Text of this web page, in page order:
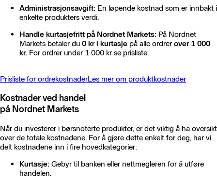
Administrasjonsavgift: En løpende kostnad som er innbakt i
enkelte produkters verdi.
Handle kurtasjefritt på Nordnet Markets: På Nordnet
Markets betaler du 0 kr i kurtasje på alle ordrer over 1 000
kr. For ordrer under 1 000 kr se prisliste.
Prisliste for ordrekostnaderLes mer om produktkostnader
Kostnader ved handel
på Nordnet Markets
Når du investerer i børsnoterte produkter, er det viktig å ha oversikt
over de totale kostnadene. For å gjøre dette enkelt for deg, har vi
delt kostnadene inn i fire hovedkategorier:
Kurtasje: Gebyr til banken eller nettmegleren for å utføre
handelen.